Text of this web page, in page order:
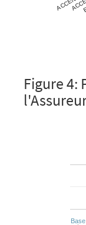
Figure 4: